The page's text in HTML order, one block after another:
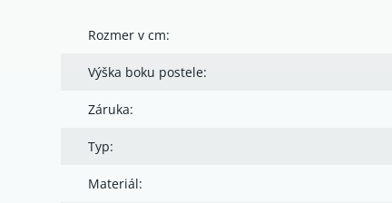
Rozmer v cm:
Výška boku postele:
Záruka:
Typ:
Materiál: